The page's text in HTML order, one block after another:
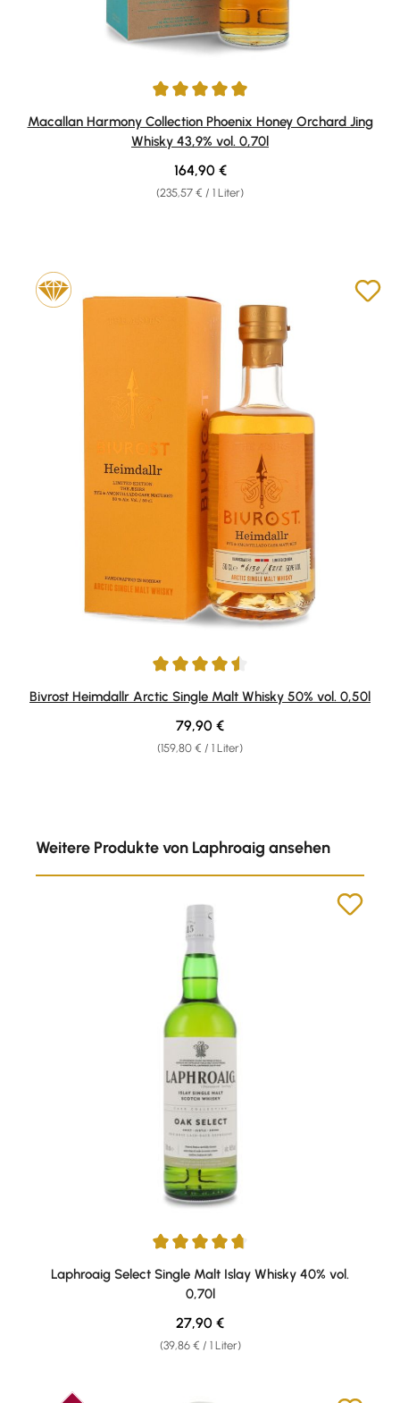
Durchschnittliche Bewertung von 5 von 5 Sternen
Macallan Harmony Collection Phoenix Honey Orchard Jing
Whisky 43,9% vol. 0,70l
(235,57 € / 1 Liter)
Regulärer Preis:
164,90 €
Durchschnittliche Bewertung von 4.5 von 5 Sternen
Bivrost Heimdallr Arctic Single Malt Whisky 50% vol. 0,50l
(159,80 € / 1 Liter)
Regulärer Preis:
79,90 €
Weitere Produkte von Laphroaig ansehen
Durchschnittliche Bewertung von 4.76 von 5 Sternen
Laphroaig Select Single Malt Islay Whisky 40% vol.
0,70l
(39,86 € / 1 Liter)
Regulärer Preis:
27,90 €